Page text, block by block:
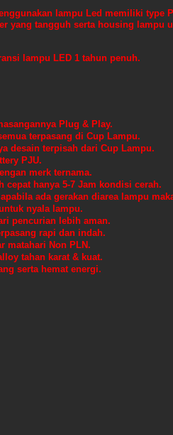
lampu Led memiliki type
yang tangguh serta housing lampu
lampu LED 1 tahun penuh.
Plug & Play.
terpasang di Cup Lampu.
desain terpisah dari Cup Lampu.
PJU.
merk ternama.
cepat hanya 5-7 Jam kondisi cerah.
ada gerakan diarea lampu
nyala lampu.
pencurian lebih aman.
rapi dan indah.
matahari Non PLN.
tahan karat & kuat.
serta hemat energi.